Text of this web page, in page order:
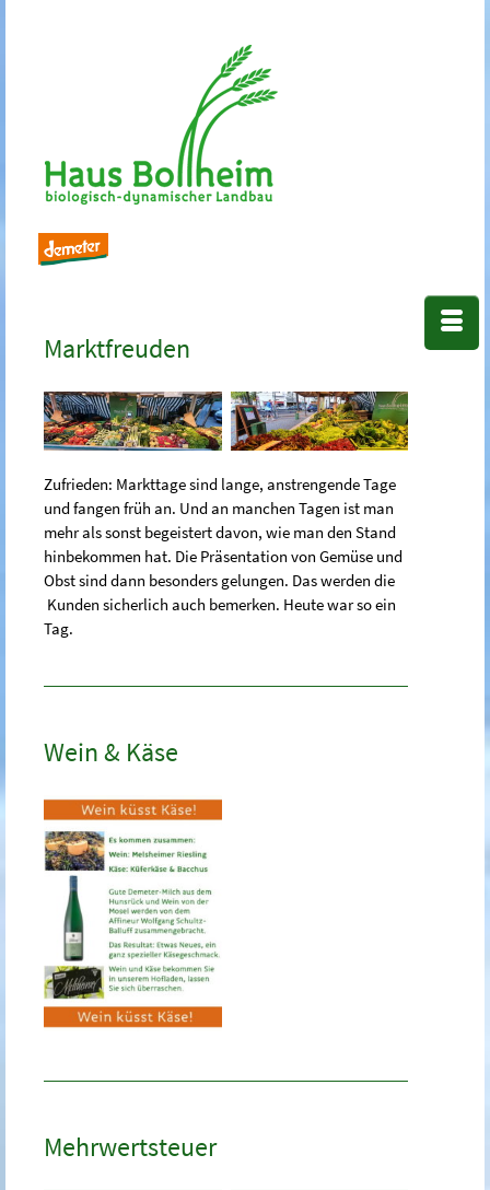
Marktfreuden
Zufrieden: Markttage sind lange, anstrengende Tage
und fangen früh an. Und an manchen Tagen ist man
mehr als sonst begeistert davon, wie man den Stand
hinbekommen hat. Die Präsentation von Gemüse und
Obst sind dann besonders gelungen. Das werden die
Kunden sicherlich auch bemerken. Heute war so ein
Tag.
Wein & Käse
Mehrwertsteuer